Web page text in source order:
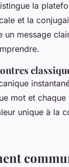
la
et la
message
mot et
unique à la